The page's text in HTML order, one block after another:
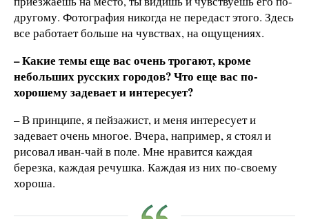
другому. Фотография никогда не передаст этого. Здесь
все работает больше на чувствах, на ощущениях.
– Какие темы еще вас очень трогают, кроме
небольших русских городов? Что еще вас по-
хорошему задевает и интересует?
– В принципе, я пейзажист, и меня интересует и
задевает очень многое. Вчера, например, я стоял и
рисовал иван-чай в поле. Мне нравится каждая
березка, каждая речушка. Каждая из них по-своему
хороша.